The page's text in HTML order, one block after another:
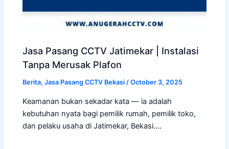
Jasa Pasang CCTV Jatimekar | Instalasi
Tanpa Merusak Plafon
Berita,Jasa Pasang CCTV Bekasi /October 3, 2025
Keamanan bukan sekadar kata — ia adalah
kebutuhan nyata bagi pemilik rumah, pemilik toko,
dan pelaku usaha di Jatimekar, Bekasi.…